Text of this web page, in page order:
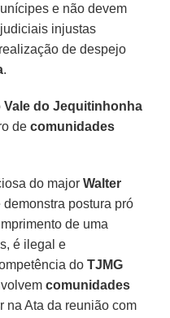
e não devem
injustas
de despejo
.
Vale do Jequitinhonha
decomunidades
do majorWalter
demonstra postura pró
de uma
é ilegal e
doTJMG
comunidades
na Ata da reunião com